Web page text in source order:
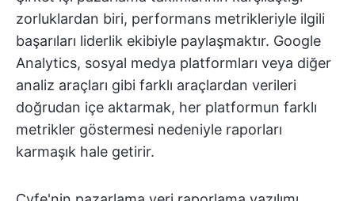
zorluklardan biri, performans metrikleriyle ilgili
başarıları liderlik ekibiyle paylaşmaktır. Google
Analytics, sosyal medya platformları veya diğer
analiz araçları gibi farklı araçlardan verileri
doğrudan içe aktarmak, her platformun farklı
metrikler göstermesi nedeniyle raporları
karmaşık hale getirir.